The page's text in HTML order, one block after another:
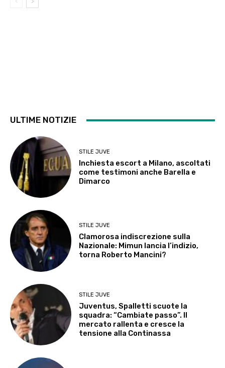
ULTIME NOTIZIE
STILE JUVE
Inchiesta escort a Milano, ascoltati
come testimoni anche Barella e
Dimarco
STILE JUVE
Clamorosa indiscrezione sulla
Nazionale: Mimun lancia l’indizio,
torna Roberto Mancini?
STILE JUVE
Juventus, Spalletti scuote la
squadra: “Cambiate passo”. Il
mercato rallenta e cresce la
tensione alla Continassa